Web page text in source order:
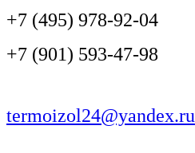
+7 (495) 978-92-04
+7 (901) 593-47-98
termoizol24@yandex.ru